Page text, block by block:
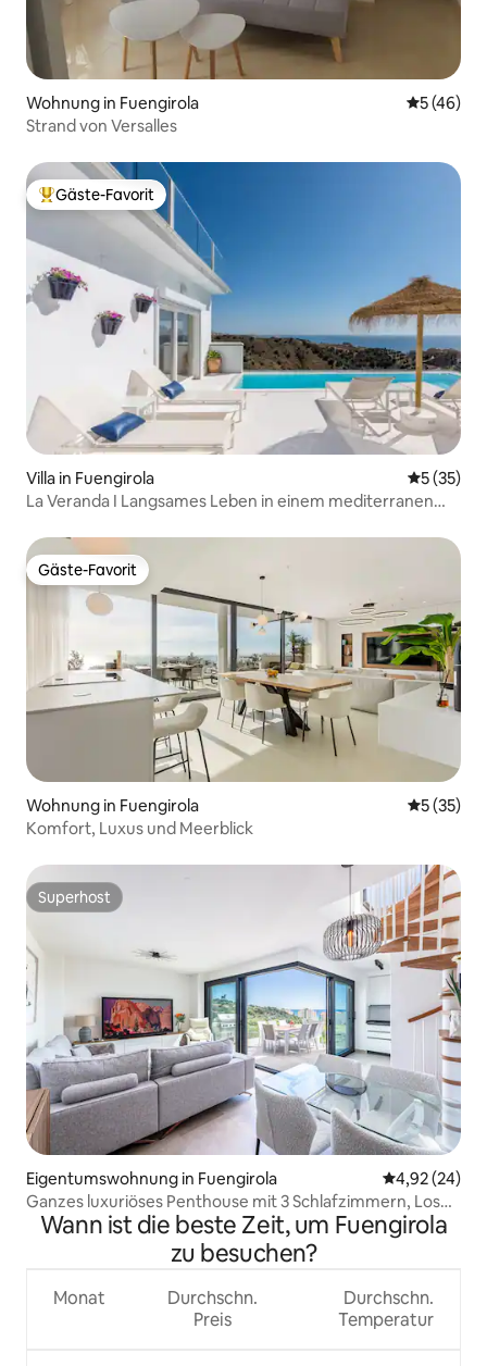
Wohnung in Fuengirola
5 (46)
Strand von Versalles
Beliebter Gäste-Favorit.
Gäste-Favorit
Villa in Fuengirola
5 (35)
La Veranda I Langsames Leben in einem mediterranen
Gäste-Favorit
Gäste-Favorit
Wohnung in Fuengirola
5 (35)
Komfort, Luxus und Meerblick
Superhost
Superhost
Eigentumswohnung in Fuengirola
4,92 (24)
Ganzes luxuriöses Penthouse mit 3 Schlafzimmern, Los
Pacos
Wann ist die beste Zeit, um Fuengirola
zu besuchen?
Monat
Durchschn.
Preis
Durchschn.
Temperatur